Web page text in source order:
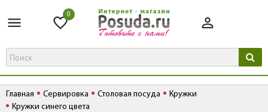
0
Главная Сервировка Столовая посуда
Кружки
Кружки синего цвета